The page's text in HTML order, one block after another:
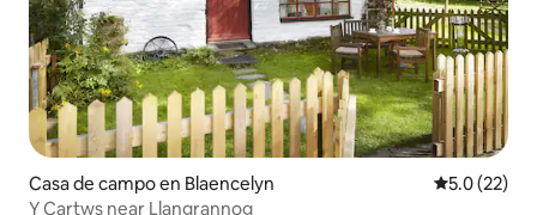
Casa de campo en Blaencelyn Calificación
5.0 (22)
Y Cartws near Llangrannog